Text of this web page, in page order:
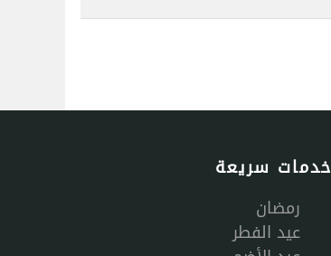
خدمات سريعة
رمضان
عيد الفطر